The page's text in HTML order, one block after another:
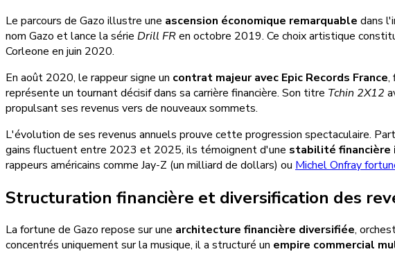
Le parcours de Gazo illustre une ascension économique remarquable dans
nom Gazo et lance la série Drill FRen octobre 2019. Ce choix artistique
Corleone en juin 2020.
En août 2020, le rappeur signe un contrat majeur avec Epic Records France,
représente un tournant décisif dans sa carrière financière. Son titre Tchin 2X12
propulsant ses revenus vers de nouveaux sommets.
L'évolution de ses revenus annuels prouve cette progression spectaculaire.
gains fluctuent entre 2023 et 2025, ils témoignent d'une stabilité financière
rappeurs américains comme Jay-Z (un milliard de dollars) ou Michel Onfray
Structuration financière et diversification des
La fortune de Gazo repose sur une architecture financière diversifiée,
concentrés uniquement sur la musique, il a structuré un empire commercial